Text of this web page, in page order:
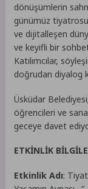
dönüşümlerin
günümüz
ve dijitalleşen
ve keyifli bir
Katılımcılar,
doğrudan diyalog
Üsküdar
öğrencileri ve
geceye davet
ETKİNLİK
Etkinlik Adı: